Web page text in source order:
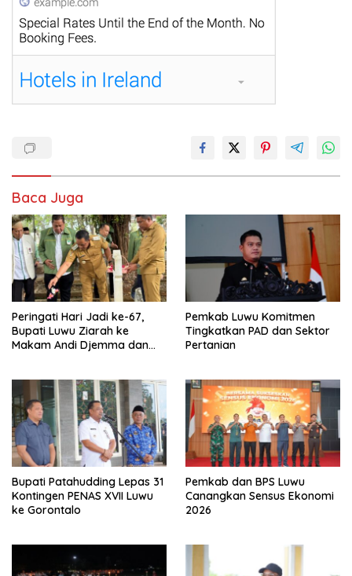
Baca Juga
Peringati Hari Jadi ke-67,
Bupati Luwu Ziarah ke
Makam Andi Djemma dan
Pemkab Luwu Komitmen
Tingkatkan PAD dan Sektor
Pertanian
Bupati Patahudding Lepas 31
Kontingen PENAS XVII Luwu
ke Gorontalo
Pemkab dan BPS Luwu
Canangkan Sensus Ekonomi
2026